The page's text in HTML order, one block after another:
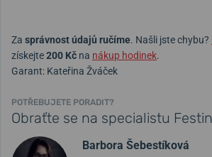
Za správnost údajů ručíme. Našli jste chybu?
získejte200 Kč na nákup hodinek.
Garant: Kateřina Žváček
POTŘEBUJETE PORADIT?
Obraťte se na specialistu
Barbora Šebestíková